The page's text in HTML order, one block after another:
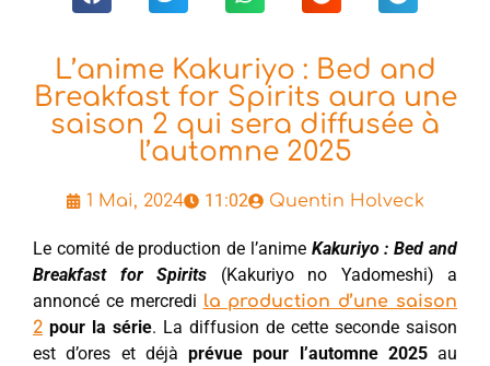
L’anime Kakuriyo : Bed and
Breakfast for Spirits aura une
saison 2 qui sera diffusée à
l’automne 2025
1 Mai, 2024 11:02 Quentin Holveck
Le comité de production de l’anime Kakuriyo : Bed and
Breakfast for Spirits (Kakuriyo no Yadomeshi) a
annoncé ce mercredi la production d’une saison
2 pour la série. La diffusion de cette seconde saison
est d’ores et déjà prévue pour l’automne 2025au